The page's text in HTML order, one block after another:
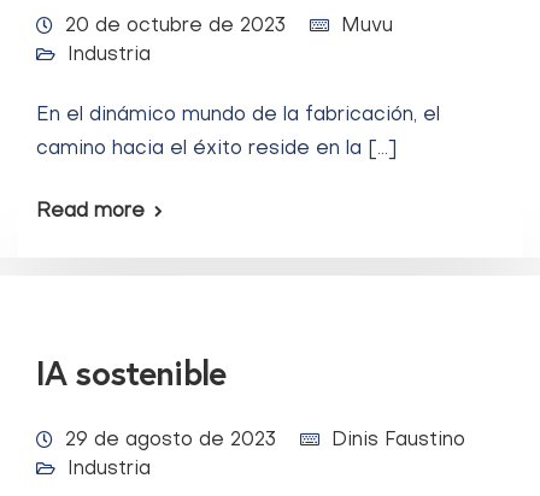
20 de octubre de 2023
Muvu
Industria
En el dinámico mundo de la fabricación, el
camino hacia el éxito reside en la […]
Read more
IA sostenible
29 de agosto de 2023
Dinis Faustino
Industria